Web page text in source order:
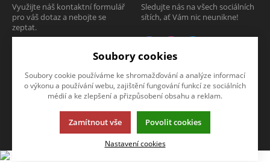
Využijte náš kontaktní formulář
pro váš dotaz a nebojte se
zeptat.
Sledujte nás na všech sociálních
sítích, ať Vám nic neunikne!
© 2013-2026 Internetový obchod TECAM PCV a.s.
K2 e-shop - První e-shop, který uřídí celou vaši firmu.
Soubory cookies
Soubory cookie používáme ke shromažďování a analýze informací
o výkonu a používání webu, zajištění fungování funkcí ze sociálních
médií a ke zlepšení a přizpůsobení obsahu a reklam.
Zamítnout vše Povolit cookies
Nastavení cookies